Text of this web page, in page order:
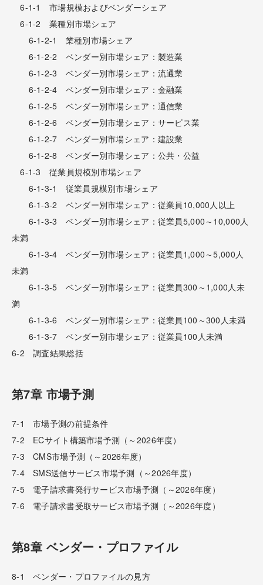
6-1-1 市場規模およびベンダーシェア
6-1-2 業種別市場シェア
6-1-2-1 業種別市場シェア
6-1-2-2 ベンダー別市場シェア：製造業
6-1-2-3 ベンダー別市場シェア：流通業
6-1-2-4 ベンダー別市場シェア：金融業
6-1-2-5 ベンダー別市場シェア：通信業
6-1-2-6 ベンダー別市場シェア：サービス業
6-1-2-7 ベンダー別市場シェア：建設業
6-1-2-8 ベンダー別市場シェア：公共・公益
6-1-3 従業員規模別市場シェア
6-1-3-1 従業員規模別市場シェア
6-1-3-2 ベンダー別市場シェア：従業員10,000人以上
6-1-3-3 ベンダー別市場シェア：従業員5,000～10,000人
未満
6-1-3-4 ベンダー別市場シェア：従業員1,000～5,000人
未満
6-1-3-5 ベンダー別市場シェア：従業員300～1,000人未
満
6-1-3-6 ベンダー別市場シェア：従業員100～300人未満
6-1-3-7 ベンダー別市場シェア：従業員100人未満
6-2 調査結果総括
第7章 市場予測
7-1 市場予測の前提条件
7-2 ECサイト構築市場予測（～2026年度）
7-3 CMS市場予測（～2026年度）
7-4 SMS送信サービス市場予測（～2026年度）
7-5 電子請求書発行サービス市場予測（～2026年度）
7-6 電子請求書受取サービス市場予測（～2026年度）
第8章 ベンダー・プロファイル
8-1 ベンダー・プロファイルの見方